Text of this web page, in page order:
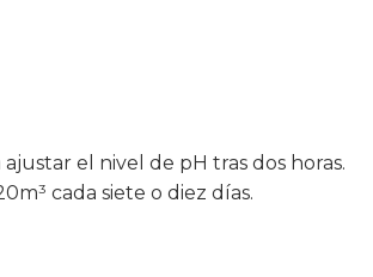
el nivel de pH tras dos horas.
cada siete o diez días.